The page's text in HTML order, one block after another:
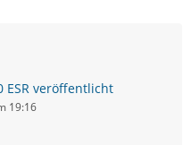
ESR veröffentlicht
19:16